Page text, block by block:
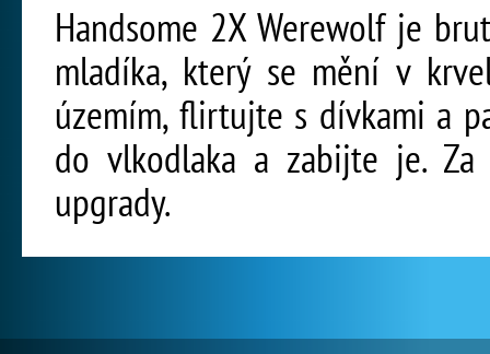
Handsome 2X Werewolf je
mladíka, který se mění v
územím, flirtujte s dívkami a
do vlkodlaka a zabijte je.
upgrady.